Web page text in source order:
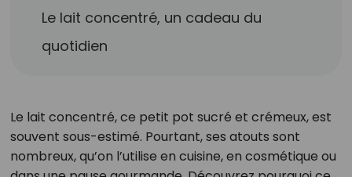
Le lait concentré, un cadeau du
quotidien
Le lait concentré, ce petit pot sucré et crémeux, est
souvent sous-estimé. Pourtant, ses atouts sont
nombreux, qu’on l’utilise en cuisine, en cosmétique ou